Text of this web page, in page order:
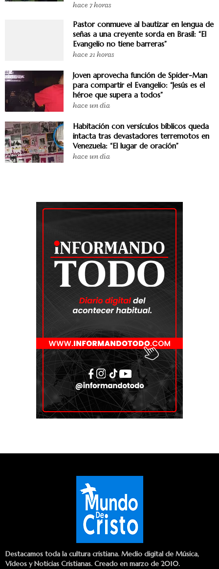
hace 7 horas
Pastor conmueve al bautizar en lengua de
señas a una creyente sorda en Brasil: “El
Evangelio no tiene barreras”
hace 21 horas
Joven aprovecha función de Spider-Man
para compartir el Evangelio: “Jesús es el
héroe que supera a todos”
hace un día
Habitación con versículos bíblicos queda
intacta tras devastadores terremotos en
Venezuela: “El lugar de oración”
hace un día
Destacamos toda la cultura cristiana. Medio digital de Música,
Vídeos y Noticias Cristianas. Creado en marzo de 2010.